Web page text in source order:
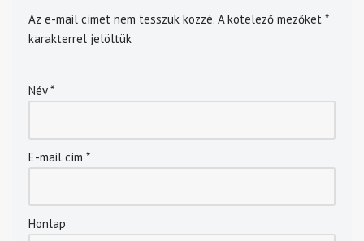
Az e-mail címet nem tesszük közzé. A kötelező mezőket *
karakterrel jelöltük
Név*
E-mail cím *
Honlap